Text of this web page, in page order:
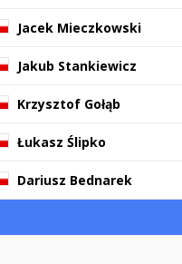
Jacek Mieczkowski
Jakub Stankiewicz
Krzysztof Gołąb
Łukasz Ślipko
Dariusz Bednarek